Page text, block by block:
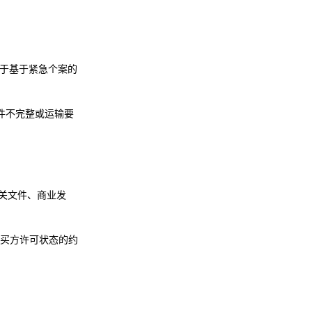
基于紧急个案的
不完整或运输要
文件、商业发
方许可状态的约